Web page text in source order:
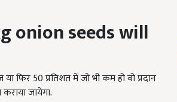
onion seeds will
फिर 50 प्रतिशत में जो भी कम हो वो प्रदान
जायेगा.